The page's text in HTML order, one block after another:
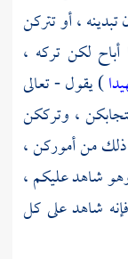
، أو تتركن
أباح لكن تركه ،
) يقول - تعالى
، وترككن
من أموركن ،
وهو شاهد عليكم ،
شاهد على كل